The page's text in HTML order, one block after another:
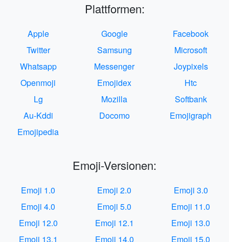
Plattformen:
Apple Google
Facebook
Twitter
Samsung
Microsoft
Whatsapp
Messenger
Joypixels
Openmoji
Emojidex
Htc
Lg
Mozilla
Softbank
Au-Kddi
Docomo
Emojigraph
Emojipedia
Emoji-Versionen:
Emoji 1.0 Emoji 2.0
Emoji 3.0
Emoji 4.0
Emoji 5.0
Emoji 11.0
Emoji 12.0
Emoji 12.1
Emoji 13.0
Emoji 13.1
Emoji 14.0
Emoji 15.0